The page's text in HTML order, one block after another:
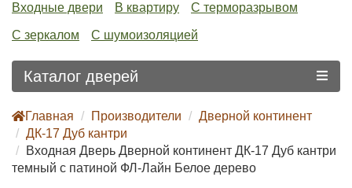
Входные двери В квартиру С терморазрывом
С зеркалом С шумоизоляцией
Каталог дверей
Главная Производители
Дверной континент
ДК-17 Дуб кантри
Входная Дверь Дверной континент ДК-17 Дуб кантри
темный с патиной ФЛ-Лайн Белое дерево